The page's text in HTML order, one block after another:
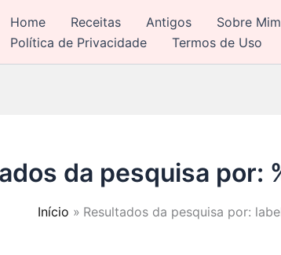
Home Receitas Antigos Sobre Mim
Política de Privacidade
Termos de Uso
da pesquisa por:
Início Resultados da pesquisa por: